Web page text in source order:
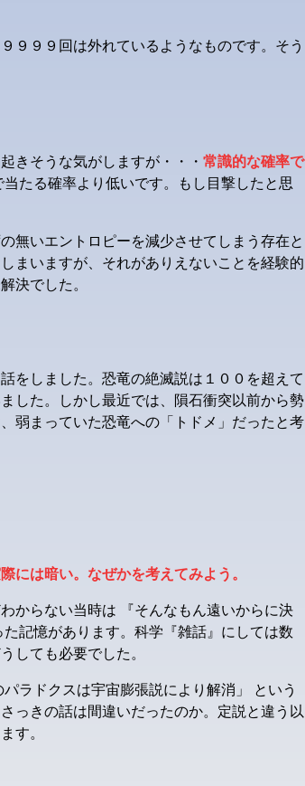
９９９回は外れているようなものです。そう
きそうな気がしますが・・・ 常識的な確率で
たる確率より低いです。もし目撃したと思
無いエントロピーを減少させてしまう存在と
まいますが、それがありえないことを経験的
決でした。
をしました。恐竜の絶滅説は１００を超えて
した。しかし最近では、隕石衝突以前から勢
弱まっていた恐竜への「トドメ」だったと考
には暗い。なぜかを考えてみよう。
からない当時は 『そんなもん遠いからに決
記憶があります。科学『雑話』にしては数
しても必要でした。
ラドクスは宇宙膨張説により解消」 という
っきの話は間違いだったのか。定説と違う以
す。